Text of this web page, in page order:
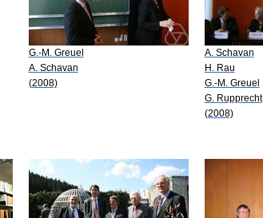
G.-M. Greuel
A. Schavan
(2008)
A. Schavan
H. Rau
G.-M. Greuel
G. Rupprecht
(2008)